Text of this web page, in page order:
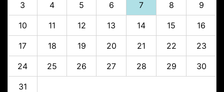
3 4 5 6 7 8 9
10 11 12 13 14 15 16
17 18 19 20 21 22 23
24 25 26 27 28 29 30
31